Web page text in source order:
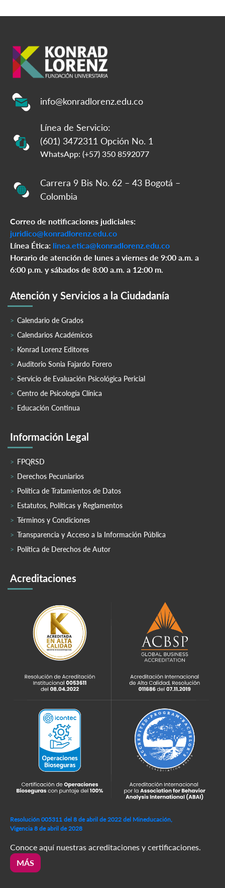
info@konradlorenz.edu.co
Línea de Servicio:
(601) 3472311 Opción No. 1
WhatsApp: (+57) 350 8592077
Carrera 9 Bis No. 62 – 43 Bogotá –
Colombia
Correo de notificaciones judiciales:
juridico@konradlorenz.edu.co
Línea Ética: linea.etica@konradlorenz.edu.co
Horario de atención de lunes a viernes de 9:00 a.m. a
6:00 p.m. y sábados de 8:00 a.m. a 12:00 m.
Atención y Servicios a la Ciudadanía
Calendario de Grados
Calendarios Académicos
Konrad Lorenz Editores
Auditorio Sonia Fajardo Forero
Servicio de Evaluación Psicológica Pericial
Centro de Psicología Clínica
Educación Continua
Información Legal
FPQRSD
Derechos Pecuniarios
Política de Tratamientos de Datos
Estatutos, Políticas y Reglamentos
Términos y Condiciones
Transparencia y Acceso a la Información Pública
Política de Derechos de Autor
Acreditaciones
Resolución 005311 del 8 de abril de 2022 del Mineducación,
Vigencia 8 de abril de 2028
Conoce aquí nuestras acreditaciones y certificaciones.
MÁS